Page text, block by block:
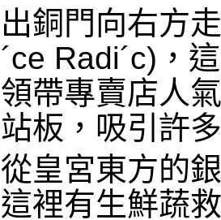
出銅門向右方
´ce Radi´c)，
領帶專賣店人
站板，吸引許
從皇宮東方的
這裡有生鮮蔬